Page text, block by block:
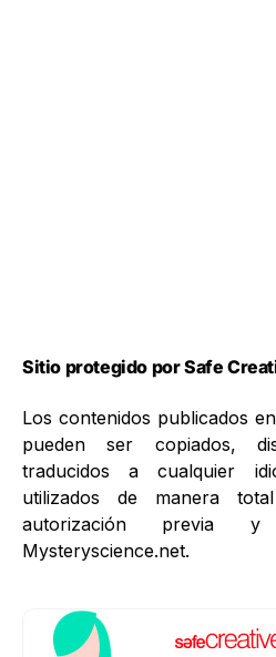
Sitio protegido por Safe
Los contenidos publicados
pueden ser copiados,
traducidos a cualquier
utilizados de manera
autorización previa
Mysteryscience.net.